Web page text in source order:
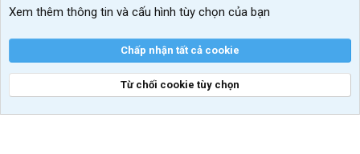
Khuyến mãi và tài trợ
Xem thêm thông tin và cấu hình tùy chọn của bạn
Chấp nhận tất cả cookie
Từ chối cookie tùy chọn